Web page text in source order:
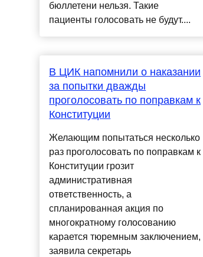
бюллетени нельзя. Такие
пациенты голосовать не будут....
В ЦИК напомнили о наказании
за попытки дважды
проголосовать по поправкам к
Конституции
Желающим попытаться несколько
раз проголосовать по поправкам к
Конституции грозит
административная
ответственность, а
спланированная акция по
многократному голосованию
карается тюремным заключением,
заявила секретарь